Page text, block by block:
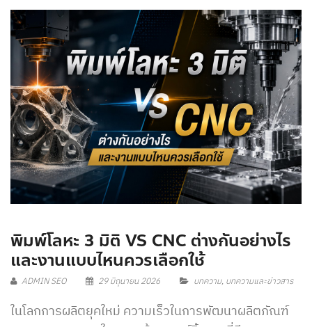
รายละเอียดเพิ่มเติม :
พิมพ์โลหะ 3 มิติ VS CNC ต่างกันอย่างไร
และงานแบบไหนควรเลือกใช้
ADMIN SEO 29 มิถุนายน 2026 บทความ, บทความและข่าวสาร
ในโลกการผลิตยุคใหม่ ความเร็วในการพัฒนาผลิตภัณฑ์